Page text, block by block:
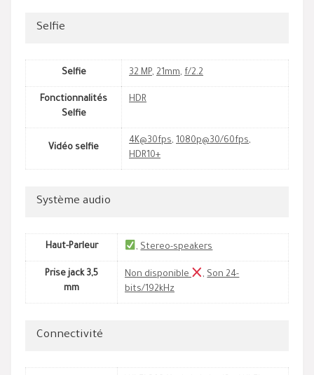
Selfie
Selfie 32 MP, 21mm, f/2.2
Fonctionnalités
Selfie
HDR
Vidéo selfie
4K@30fps, 1080p@30/60fps,
HDR10+
Système audio
Haut-Parleur ,Stereo-speakers
Prise jack 3,5
mm
Non disponible ,Son 24-
bits/192kHz
Connectivité